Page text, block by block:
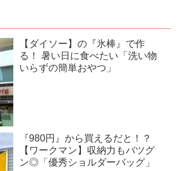
【ダイソー】の『氷棒』で作
る！ 暑い日に食べたい「洗い物
いらずの簡単おやつ」
『980円』から買えるだと！？
【ワークマン】収納力もバツグ
ン◎「優秀ショルダーバッグ」